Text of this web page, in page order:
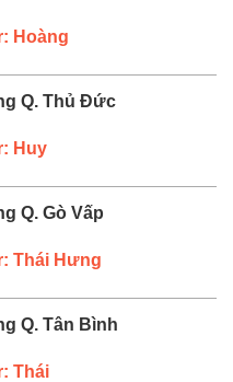
Hoàng
Q. Thủ Đức
Huy
Q. Gò Vấp
Thái Hưng
Q. Tân Bình
Thái